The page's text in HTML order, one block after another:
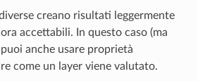
creano risultati leggermente
accettabili. In questo caso (ma
anche usare proprietà
come un layer viene valutato.